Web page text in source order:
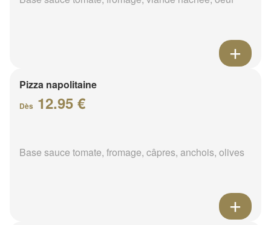
Pizza napolitaine
Dès 12.95 €
Base sauce tomate, fromage, câpres, anchois, olives